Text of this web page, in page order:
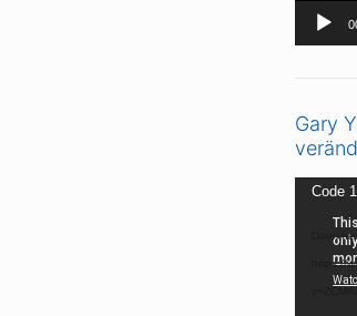
Gary
Video-
Player
Code
Datei
https://